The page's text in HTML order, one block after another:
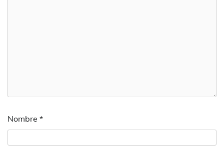
Nombre *